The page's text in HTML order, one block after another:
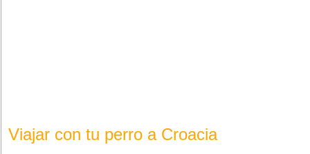
Viajar con tu perro a Croacia